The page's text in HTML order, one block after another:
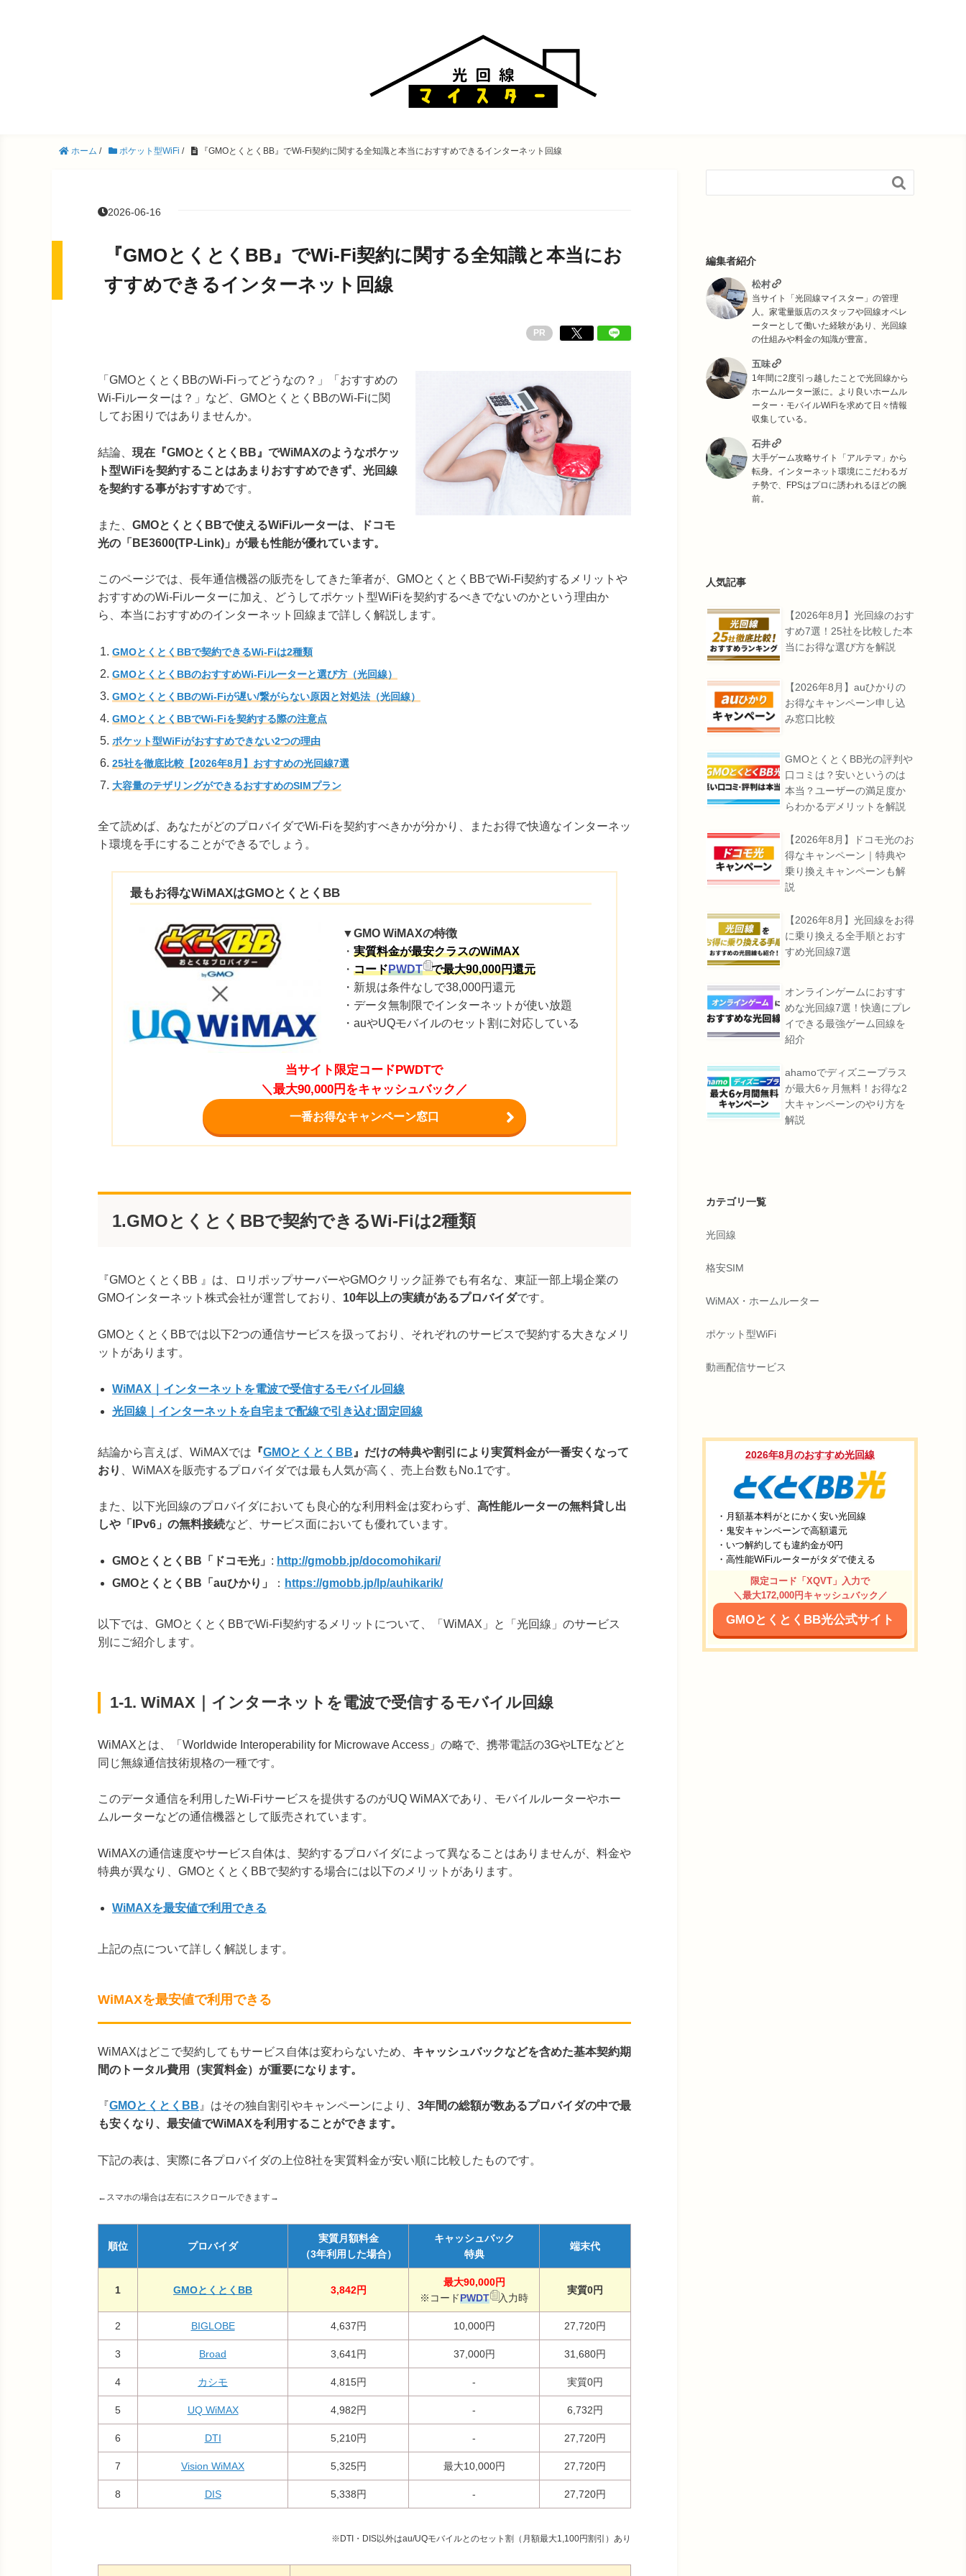
ホーム / ポケット型WiFi / 『GMOとくとくBB』でWi-Fi契約に関する全知識と本当におすすめできるインターネット回線
2026-06-16
『GMOとくとくBB』でWi-Fi契約に関する全知識と本当にお
すすめできるインターネット回線
PR
「GMOとくとくBBのWi-Fiってどうなの？」「おすすめの
Wi-Fiルーターは？」など、GMOとくとくBBのWi-Fiに関
してお困りではありませんか。
結論、 現在『GMOとくとくBB』でWiMAXのようなポケッ
ト型WiFiを契約することはあまりおすすめできず、光回線
を契約する事がおすすめです。
また、 GMOとくとくBBで使えるWiFiルーターは、ドコモ
光の「BE3600(TP-Link)」が最も性能が優れています。
このページでは、長年通信機器の販売をしてきた筆者が、GMOとくとくBBでWi-Fi契約するメリットや
おすすめのWi-Fiルーターに加え、どうしてポケット型WiFiを契約するべきでないのかという理由か
ら、本当におすすめのインターネット回線まで詳しく解説します。
GMOとくとくBBで契約できるWi-Fiは2種類
GMOとくとくBBのおすすめWi-Fiルーターと選び方（光回線）
GMOとくとくBBのWi-Fiが遅い/繋がらない原因と対処法（光回線）
GMOとくとくBBでWi-Fiを契約する際の注意点
ポケット型WiFiがおすすめできない2つの理由
25社を徹底比較【2026年8月】おすすめの光回線7選
大容量のテザリングができるおすすめのSIMプラン
全て読めば、あなたがどのプロバイダでWi-Fiを契約すべきかが分かり、またお得で快適なインターネッ
ト環境を手にすることができるでしょう。
最もお得なWiMAXはGMOとくとくBB
▼GMO WiMAXの特徴
・実質料金が最安クラスのWiMAX
・コードPWDT
で最大90,000円還元
・新規は条件なしで38,000円還元
・データ無制限でインターネットが使い放題
・auやUQモバイルのセット割に対応している
当サイト限定コードPWDTで
＼最大90,000円をキャッシュバック／
一番お得なキャンペーン窓口
1.GMOとくとくBBで契約できるWi-Fiは2種類
『GMOとくとくBB 』は、ロリポップサーバーやGMOクリック証券でも有名な、東証一部上場企業の
GMOインターネット株式会社が運営しており、 10年以上の実績があるプロバイダです。
GMOとくとくBBでは以下2つの通信サービスを扱っており、それぞれのサービスで契約する大きなメリ
ットがあります。
WiMAX｜インターネットを電波で受信するモバイル回線
光回線｜インターネットを自宅まで配線で引き込む固定回線
結論から言えば、WiMAXでは 『GMOとくとくBB 』だけの特典や割引により実質料金が一番安くなって
おり
、WiMAXを販売するプロバイダでは最も人気が高く、売上台数もNo.1です。
また、以下光回線のプロバイダにおいても良心的な利用料金は変わらず、 高性能ルーターの無料貸し出
しや「IPv6」の無料接続など、サービス面においても優れています。
GMOとくとくBB「ドコモ光」 : http://gmobb.jp/docomohikari/
GMOとくとくBB「auひかり」
： https://gmobb.jp/lp/auhikarik/
以下では、GMOとくとくBBでWi-Fi契約するメリットについて、「WiMAX」と「光回線」のサービス
別にご紹介します。
1-1. WiMAX｜インターネットを電波で受信するモバイル回線
WiMAXとは、「Worldwide Interoperability for Microwave Access」の略で、携帯電話の3GやLTEなどと
同じ無線通信技術規格の一種です。
このデータ通信を利用したWi-Fiサービスを提供するのがUQ WiMAXであり、モバイルルーターやホー
ムルーターなどの通信機器として販売されています。
WiMAXの通信速度やサービス自体は、契約するプロバイダによって異なることはありませんが、料金や
特典が異なり、GMOとくとくBBで契約する場合には以下のメリットがあります。
WiMAXを最安値で利用できる
上記の点について詳しく解説します。
WiMAXを最安値で利用できる
WiMAXはどこで契約してもサービス自体は変わらないため、 キャッシュバックなどを含めた基本契約期
間の トータル費用（実質料金）が重要になります。
『GMOとくとくBB 』はその独自割引やキャンペーンにより、 3年間の総額が数あるプロバイダの中で最
も安くなり、最安値でWiMAXを利用することができます。
下記の表は、実際に各プロバイダの上位8社を実質料金が安い順に比較したものです。
←スマホの場合は左右にスクロールできます→
順位 プロバイダ
実質月額料金
（3年利用した場合）
キャッシュバック
特典
端末代
1 GMOとくとくBB 3,842円
最大90,000円
※コードPWDT 入力時
実質0円
2 BIGLOBE 4,637円 10,000円 27,720円
3 Broad 3,641円 37,000円 31,680円
4 カシモ 4,815円 - 実質0円
5 UQ WiMAX 4,982円 - 6,732円
6 DTI 5,210円 - 27,720円
7 Vision WiMAX 5,325円 最大10,000円 27,720円
8 DIS 5,338円 - 27,720円
※DTI・DIS以外はau/UQモバイルとのセット割（月額最大1,100円割引）あり

編集者紹介
松村
当サイト「光回線マイスター」の管理
人。家電量販店のスタッフや回線オペレ
ーターとして働いた経験があり、光回線
の仕組みや料金の知識が豊富。
五味
1年間に2度引っ越したことで光回線から
ホームルーター派に。より良いホームル
ーター・モバイルWiFiを求めて日々情報
収集している。
石井
大手ゲーム攻略サイト「アルテマ」から
転身。インターネット環境にこだわるガ
チ勢で、FPSはプロに誘われるほどの腕
前。
人気記事
【2026年8月】光回線のおす
すめ7選！25社を比較した本
当にお得な選び方を解説
【2026年8月】auひかりの
お得なキャンペーン申し込
み窓口比較
GMOとくとくBB光の評判や
口コミは？安いというのは
本当？ユーザーの満足度か
らわかるデメリットを解説
【2026年8月】ドコモ光のお
得なキャンペーン｜特典や
乗り換えキャンペーンも解
説
【2026年8月】光回線をお得
に乗り換える全手順とおす
すめ光回線7選
オンラインゲームにおすす
めな光回線7選！快適にプレ
イできる最強ゲーム回線を
紹介
ahamoでディズニープラス
が最大6ヶ月無料！お得な2
大キャンペーンのやり方を
解説
カテゴリ一覧
光回線
格安SIM
WiMAX・ホームルーター
ポケット型WiFi
動画配信サービス
2026年8月のおすすめ光回線
・月額基本料がとにかく安い光回線
・鬼安キャンペーンで高額還元
・いつ解約しても違約金が0円
・高性能WiFiルーターがタダで使える
限定コード「XQVT」入力で
＼最大172,000円キャッシュバック／
GMOとくとくBB光公式サイト